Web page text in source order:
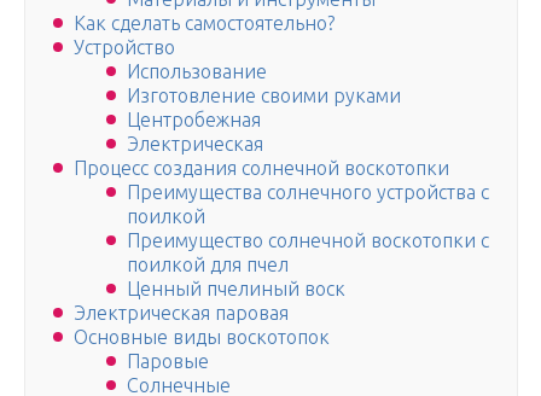
Как сделать самостоятельно?
Устройство
Использование
Изготовление своими руками
Центробежная
Электрическая
Процесс создания солнечной воскотопки
Преимущества солнечного устройства с
поилкой
Преимущество солнечной воскотопки с
поилкой для пчел
Ценный пчелиный воск
Электрическая паровая
Основные виды воскотопок
Паровые
Солнечные